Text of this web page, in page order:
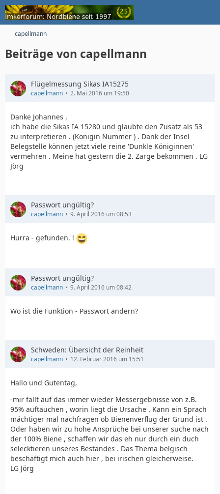
capellmann
Beiträge von capellmann
Flügelmessung Sikas IA15275
capellmann 2. Mai 2016 um 19:50
Danke Johannes ,
ich habe die Sikas IA 15280 und glaubte den Zusatz als 53
zu interpretieren . (Königin Nummer ) . Dank der Insel
Belegstelle können jetzt viele reine 'Dunkle Königinnen'
vermehren . Meine hat gestern die 2. Zarge bekommen . LG
Jörg
Passwort ungültig?
capellmann 9. April 2016 um 08:53
Hurra - gefunden. !
Passwort ungültig?
capellmann 9. April 2016 um 08:42
Wo ist die Funktion - Passwort andern?
Schweden: Übersicht der Reinheit
capellmann 12. Februar 2016 um 15:51
Hallo und Gutentag,
-mir fällt auf das immer wieder Messergebnisse von z.B.
95% auftauchen , worin liegt die Ursache . Kann ein Sprach
mächtiger mal nachfragen ob Bienenverflug der Grund ist .
Oder haben wir zu hohe Ansprüche bei unserer suche nach
der 100% Biene , schaffen wir das eh nur durch ein duch
selecktieren unseres Bestandes . Das Thema belgisch
beschäftigt mich auch hier , bei irischen gleicherweise.
LG Jörg